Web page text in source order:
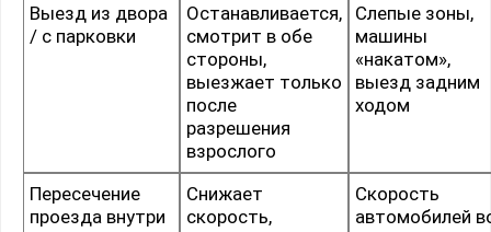
Выезд из двора
/ с парковки
Останавливается,
смотрит в обе
стороны,
выезжает только
после
разрешения
взрослого
Слепые зоны,
машины
«накатом»,
выезд задним
ходом
Пересечение
проезда внутри
Снижает
скорость,
Скорость
автомобилей